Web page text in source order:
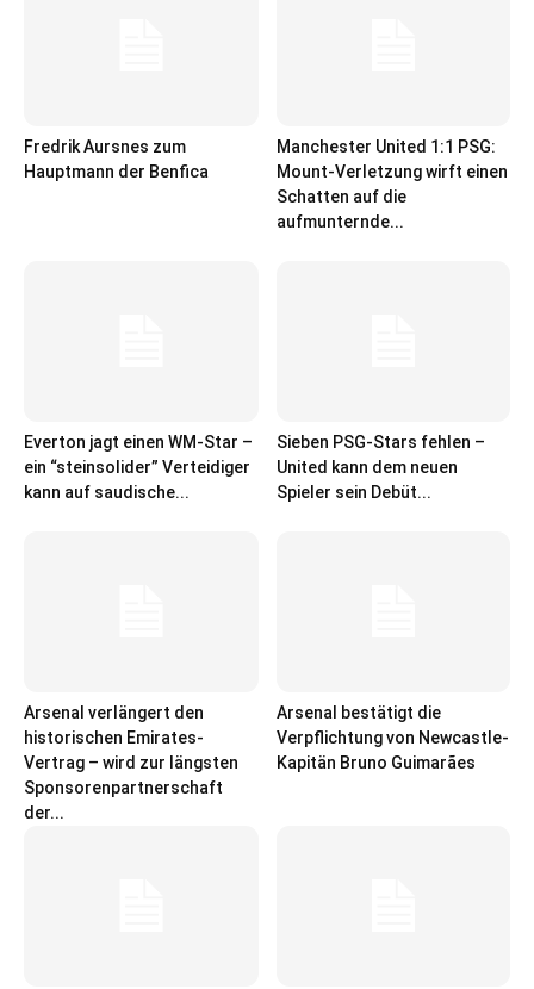
Fredrik Aursnes zum
Hauptmann der Benfica
Manchester United 1:1 PSG:
Mount-Verletzung wirft einen
Schatten auf die
aufmunternde...
Everton jagt einen WM-Star –
ein “steinsolider” Verteidiger
kann auf saudische...
Sieben PSG-Stars fehlen –
United kann dem neuen
Spieler sein Debüt...
Arsenal verlängert den
historischen Emirates-
Vertrag – wird zur längsten
Sponsorenpartnerschaft
der...
Arsenal bestätigt die
Verpflichtung von Newcastle-
Kapitän Bruno Guimarães